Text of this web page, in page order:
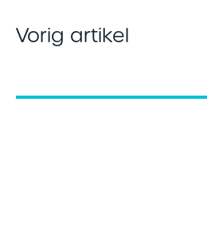
Vorig artikel